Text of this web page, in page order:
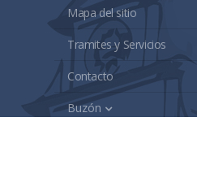
Mapa del sitio
Tramites y Servicios
Contacto
Buzón